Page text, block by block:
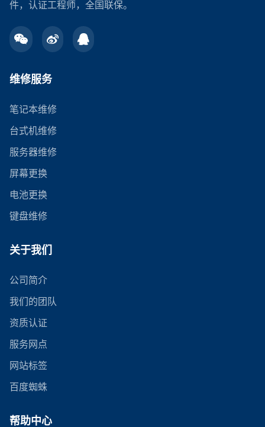
件，认证工程师，全国联保。
维修服务
笔记本维修
台式机维修
服务器维修
屏幕更换
电池更换
键盘维修
关于我们
公司简介
我们的团队
资质认证
服务网点
网站标签
百度蜘蛛
帮助中心